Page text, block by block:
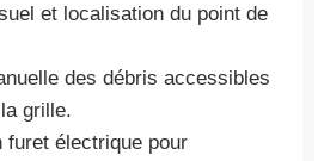
et localisation du point de
des débris accessibles
grille.
furet électrique pour